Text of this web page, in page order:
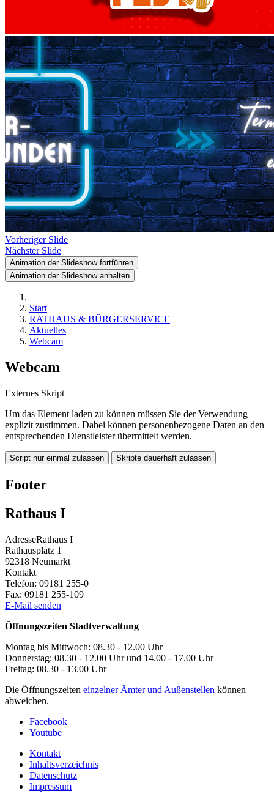
Vorheriger Slide
Nächster Slide
Animation der Slideshow fortführen
Animation der Slideshow anhalten
Start
RATHAUS & BÜRGERSERVICE
Aktuelles
Webcam
Webcam
Externes Skript
Um das Element laden zu können müssen Sie der Verwendung
explizit zustimmen. Dabei können personenbezogene Daten an den
entsprechenden Dienstleister übermittelt werden.
Script nur einmal zulassen Skripte dauerhaft zulassen
Footer
Rathaus I
AdresseRathaus I
Rathausplatz 1
92318 Neumarkt
Kontakt
Telefon: 09181 255-0
Fax: 09181 255-109
E-Mail senden
Öffnungszeiten Stadtverwaltung
Montag bis Mittwoch: 08.30 - 12.00 Uhr
Donnerstag: 08.30 - 12.00 Uhr und 14.00 - 17.00 Uhr
Freitag: 08.30 - 13.00 Uhr
Die Öffnungszeiten einzelner Ämter und Außenstellen können
abweichen.
Facebook
Youtube
Kontakt
Inhaltsverzeichnis
Datenschutz
Impressum